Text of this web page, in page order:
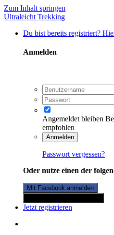
Zum Inhalt springen
Ultraleicht Trekking
Du bist bereits registriert?
Anmelden
Angemeldet bleiben
empfohlen
Anmelden
Passwort vergessen?
Oder nutze einen der
Mit Facebook anmelden
Jetzt registrieren